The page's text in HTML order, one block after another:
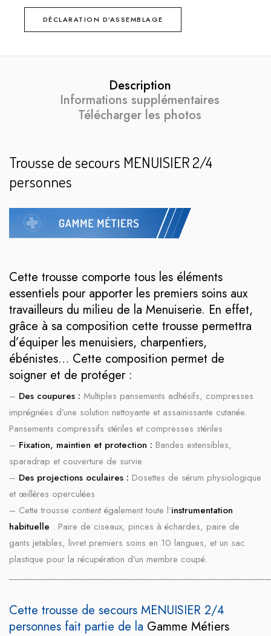
DÉCLARATION D’ASSEMBLAGE
Description
Informations supplémentaires
Télécharger les photos
Trousse de secours MENUISIER 2/4
personnes
Cette trousse comporte tous les éléments
essentiels pour apporter les premiers soins aux
travailleurs du milieu de la Menuiserie. En effet,
grâce à sa composition cette trousse permettra
d’équiper les menuisiers, charpentiers,
ébénistes… Cette composition permet de
soigner et de protéger :
– Des coupures : Multiples pansements adhésifs, compresses
imprégnées d’une solution nettoyante et assainissante cutanée.
Pansements compressifs stériles et compresses stériles
– Fixation, maintien et protection : Bandes extensibles,
sparadrap et couverture de survie
– Des projections oculaires : Dosettes de sérum physiologique
et œillères operculées
– Cette trousse contient également toute l’instrumentation
habituelle : Paire de ciseaux, pinces à échardes, paire de
gants jetables, livret premiers soins en 10 langues, et un sac
plastique pour la récupération d’un membre coupé.
Cette trousse de secours MENUISIER 2/4
personnes fait partie de la Gamme Métiers